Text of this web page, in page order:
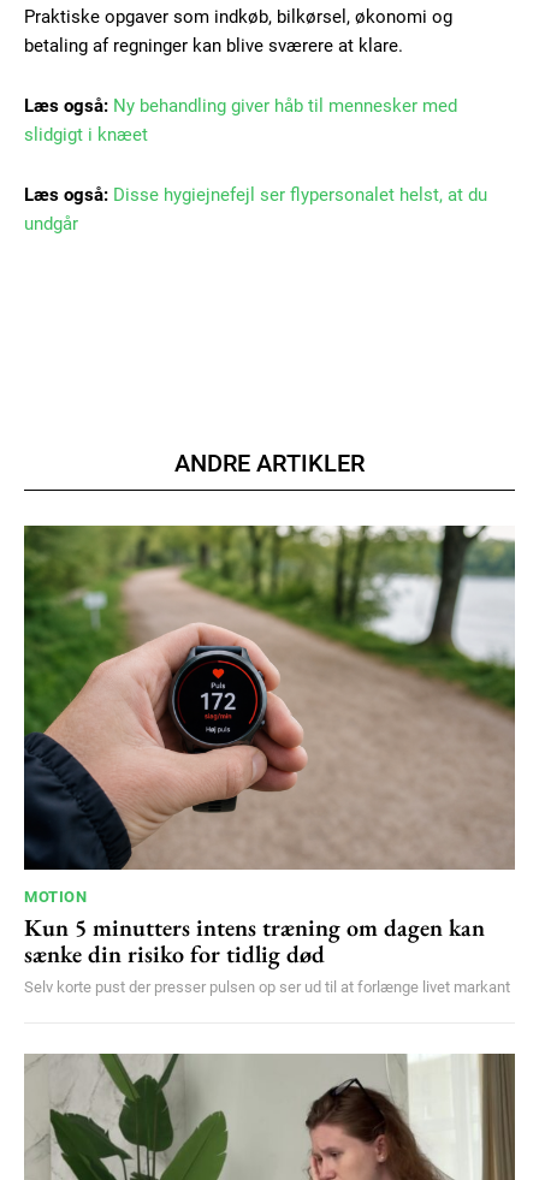
Praktiske opgaver som indkøb, bilkørsel, økonomi og
betaling af regninger kan blive sværere at klare.
Læs også: Ny behandling giver håb til mennesker med
slidgigt i knæet
Læs også: Disse hygiejnefejl ser flypersonalet helst, at du
undgår
ANDRE ARTIKLER
MOTION
Kun 5 minutters intens træning om dagen kan
sænke din risiko for tidlig død
Selv korte pust der presser pulsen op ser ud til at forlænge livet markant